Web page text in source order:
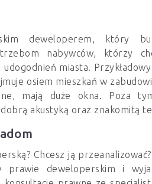
deweloperem, który
nabywców, którzy
udogodnień miasta.
osiem mieszkań w
mają duże okna. Poza
akustyką oraz znakomitą
Chcesz ją
prawie deweloperskim i